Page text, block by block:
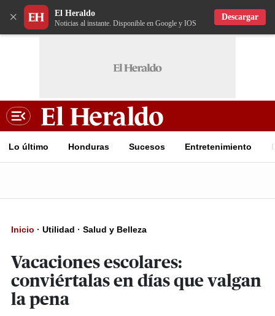
× El Heraldo
Noticias al instante. Disponible en Google y IOS
Descargar
Lo último Honduras Sucesos Entretenimiento
Inicio · Utilidad · Salud y Belleza
Vacaciones escolares:
conviértalas en días que valgan
la pena